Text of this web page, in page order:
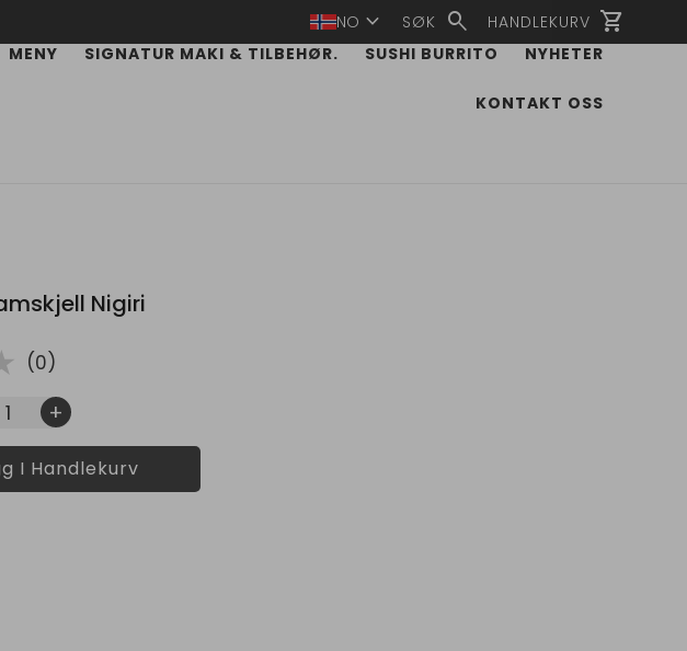
MENY SIGNATUR MAKI & TILBEHØR. SUSHI BURRITO NYHETER
KONTAKT OSS
NO expand_more SØK search HANDLEKURV shopping_cart
Nigiri
(0)
add
I Handlekurv